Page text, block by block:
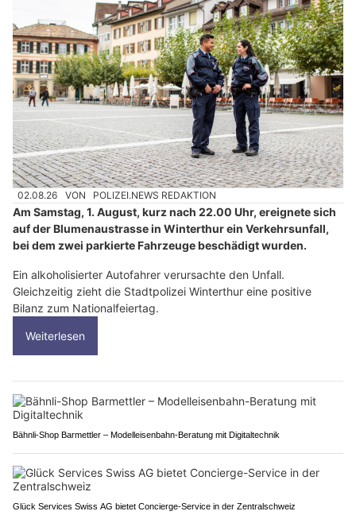
02.08.26 VON POLIZEI.NEWS REDAKTION
Am Samstag, 1. August, kurz nach 22.00 Uhr, ereignete sich
auf der Blumenaustrasse in Winterthur ein Verkehrsunfall,
bei dem zwei parkierte Fahrzeuge beschädigt wurden.
Ein alkoholisierter Autofahrer verursachte den Unfall.
Gleichzeitig zieht die Stadtpolizei Winterthur eine positive
Bilanz zum Nationalfeiertag.
Weiterlesen
Bähnli-Shop Barmettler – Modelleisenbahn-Beratung mit Digitaltechnik
Glück Services Swiss AG bietet Concierge-Service in der Zentralschweiz